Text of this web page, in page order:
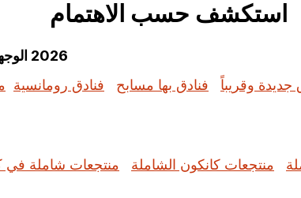
استكشف حسب الاهتمام
2026 الوجهات الرائجة: استكشف الإجازات الأكثر بحثًا حسب الموضوع
جديدة وقريباً فنادق بها مسابح فنادق رومانسية
منتجعات كانكون الشاملة منتجعات شاملة في